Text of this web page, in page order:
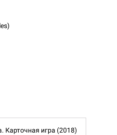
Карточная игра (2018)